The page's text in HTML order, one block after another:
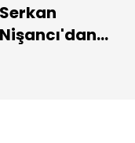
Serkan
Nişancı'dan